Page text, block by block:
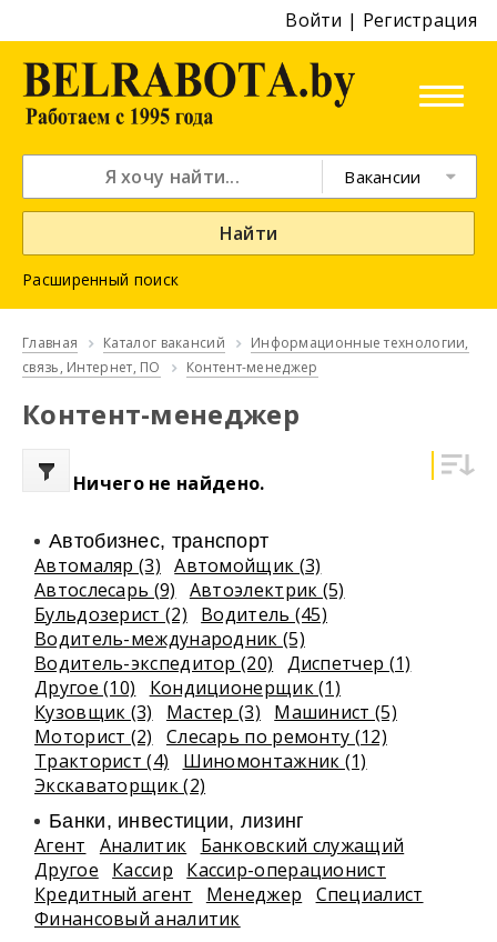
Войти | Регистрация
Вакансии
Найти
Расширенный поиск
Главная Каталог вакансий
Информационные технологии,
связь, Интернет, ПО
Контент-менеджер
Контент-менеджер
Ничего не найдено.
Автобизнес, транспорт
Автомаляр (3)
Автомойщик (3)
Автослесарь (9)
Автоэлектрик (5)
Бульдозерист (2)
Водитель (45)
Водитель-международник (5)
Водитель-экспедитор (20)
Диспетчер (1)
Другое (10)
Кондиционерщик (1)
Кузовщик (3)
Мастер (3)
Машинист (5)
Моторист (2)
Слесарь по ремонту (12)
Тракторист (4)
Шиномонтажник (1)
Экскаваторщик (2)
Банки, инвестиции, лизинг
Агент Аналитик
Банковский служащий
Другое
Кассир
Кассир-операционист
Кредитный агент
Менеджер
Специалист
Финансовый аналитик